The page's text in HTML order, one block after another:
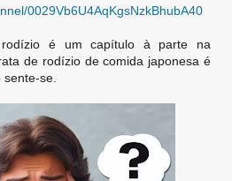
0029Vb6U4AqKgsNzkBhubA40
é um capítulo à parte na
de rodízio de comida japonesa é
se.